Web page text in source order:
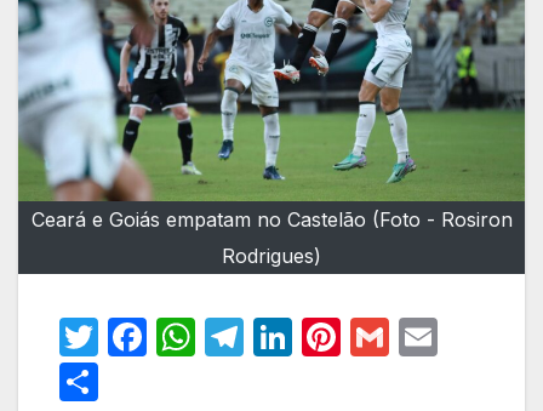
Ceará e Goiás empatam no Castelão (Foto - Rosiron
Rodrigues)
T
F
W T
Li Pi G